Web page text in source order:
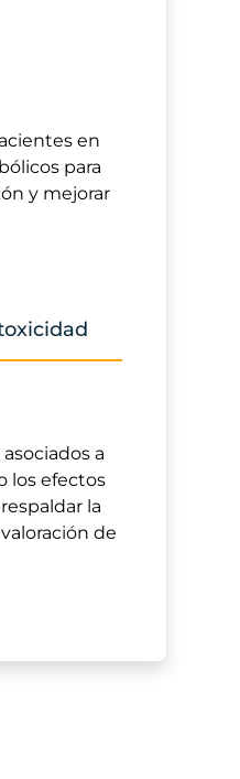
en
para
y mejorar
a
los efectos
la
de